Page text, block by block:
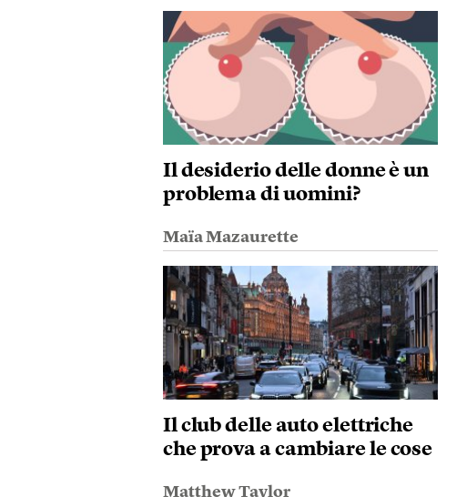
Il desiderio delle donne è un
problema di uomini?
Maïa Mazaurette
Il club delle auto elettriche
che prova a cambiare le cose
Matthew Taylor